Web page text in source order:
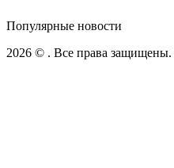
Популярные новости
2026 © . Все права защищены.